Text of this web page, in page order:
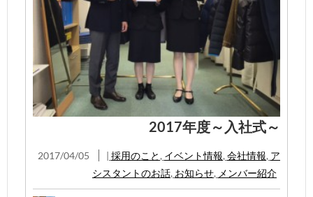
2017年度～入社式～
2017/04/05 | 採用のこと , イベント情報, 会社情報, ア
シスタントのお話, お知らせ, メンバー紹介